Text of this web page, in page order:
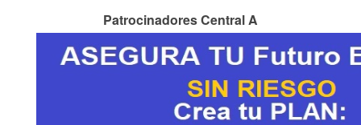
Patrocinadores Central A